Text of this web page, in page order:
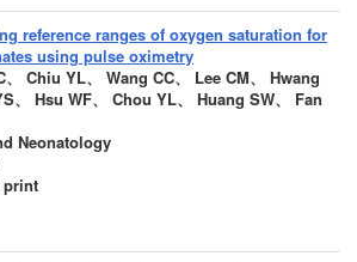
reference ranges of oxygen saturation for
using pulse oximetry
、 Chiu YL、 Wang CC、 Lee CM、 Hwang
、 Hsu WF、 Chou YL、 Huang SW、 Fan
Neonatology
print